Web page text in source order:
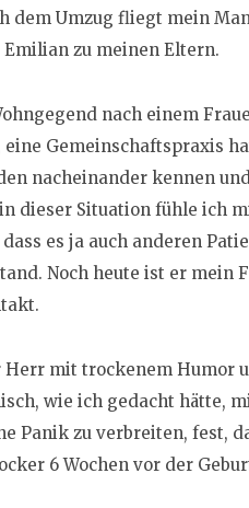
dem Umzug fliegt mein
zu meinen Eltern.
nach einem
Gemeinschaftspraxis
nacheinander kennen
dieser Situation fühle ich
es ja auch anderen
Noch heute ist er mein
mit trockenem Humor
wie ich gedacht hätte,
Panik zu verbreiten, fest,
6 Wochen vor der